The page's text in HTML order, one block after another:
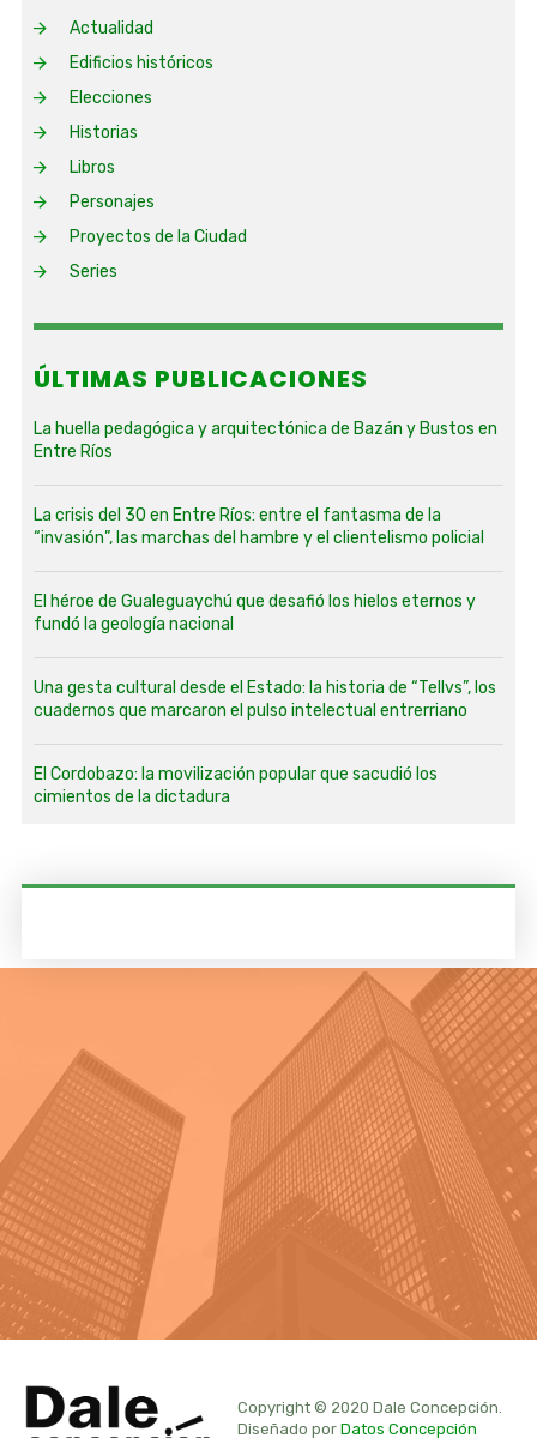
Actualidad
Edificios históricos
Elecciones
Historias
Libros
Personajes
Proyectos de la Ciudad
Series
ÚLTIMAS PUBLICACIONES
La huella pedagógica y arquitectónica de Bazán y Bustos en
Entre Ríos
La crisis del 30 en Entre Ríos: entre el fantasma de la
“invasión”, las marchas del hambre y el clientelismo policial
El héroe de Gualeguaychú que desafió los hielos eternos y
fundó la geología nacional
Una gesta cultural desde el Estado: la historia de “Tellvs”, los
cuadernos que marcaron el pulso intelectual entrerriano
El Cordobazo: la movilización popular que sacudió los
cimientos de la dictadura
Copyright © 2020 Dale Concepción.
Diseñado por Datos Concepción